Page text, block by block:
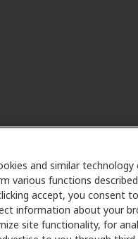
and similar technology
various functions
accept, you consent
information about your
site functionality, for